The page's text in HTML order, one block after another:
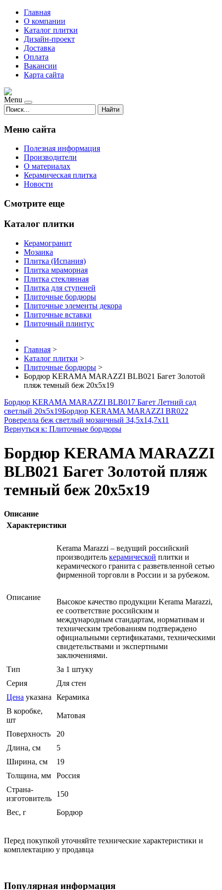
Главная
О компании
Каталог плитки
Дизайн-проект
Доставка
Оплата
Вакансии
Карта сайта
Menu
Найти
Меню сайта
Полезная информация
Производители
О материалах
Керамическая плитка
Новости
Смотрите еще
Каталог плитки
Керамогранит
Мозаика
Плитка (Испания)
Плитка мраморная
Плитка стеклянная
Плитка для ступеней
Плиточные бордюры
Плиточные элементы декора
Плиточные вставки
Плиточный плинтус
Главная >
Каталог плитки >
Плиточные бордюры >
Бордюр KERAMA MARAZZI BLB021 Багет Золотой
пляж темный беж 20х5х19
Бордюр KERAMA MARAZZI BLB017 Багет Летний сад
светлый 20х5х19Бордюр KERAMA MARAZZI BR022
Роверелла беж светлый мозаичный 34,5х14,7х11
Вернуться к: Плиточные бордюры
Бордюр KERAMA MARAZZI
BLB021 Багет Золотой пляж
темный беж 20х5х19
Описание
Характеристики
Описание
Kerama Marazzi – ведущий российский
производитель керамической плитки и
керамического гранита с разветвленной сетью
фирменной торговли в России и за рубежом.
Высокое качество продукции Kerama Marazzi,
ее соответствие российским и
международным стандартам, нормативам и
техническим требованиям подтверждено
официальными сертификатами, техническими
свидетельствами и экспертными
заключениями.
Тип
За 1 штуку
Серия
Для стен
Цена указана Керамика
В коробке,
шт
Матовая
Поверхность
20
Длина, см
5
Ширина, см
19
Толщина, мм
Россия
Страна-
изготовитель
150
Вес, г Бордюр
Перед покупкой уточняйте технические характеристики и
комплектацию у продавца
Популярная информация